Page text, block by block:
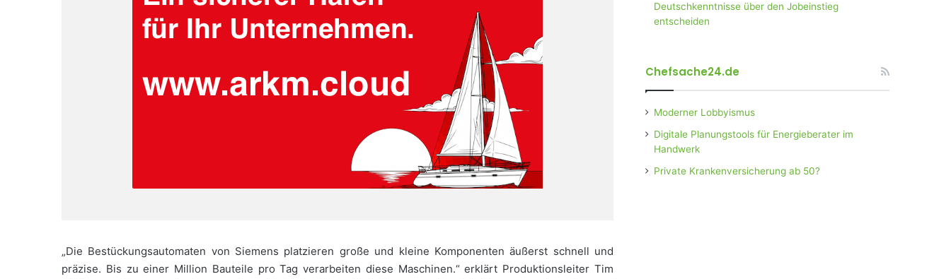
„Die Bestückungsautomaten von Siemens platzieren große und kleine Komponenten äußerst schnell und
präzise. Bis zu einer Million Bauteile pro Tag verarbeiten diese Maschinen.“ erklärt Produktionsleiter Tim
Deutschkenntnisse über den Jobeinstieg
entscheiden
Chefsache24.de
Moderner Lobbyismus
Digitale Planungstools für Energieberater im
Handwerk
Private Krankenversicherung ab 50?